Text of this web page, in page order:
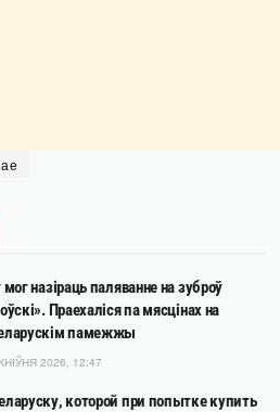
назіраць паляванне на зуброў
Праехаліся па мясцінах на
памежжы
2026, 12:47
которой при попытке купить